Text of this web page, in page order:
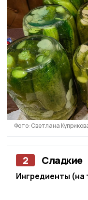
Фото: Светлана
2 Сладкие
Ингредиенты (на